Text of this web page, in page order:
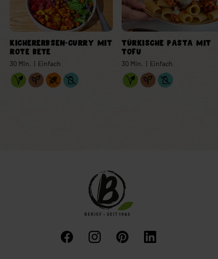
KICHERERBSEN-CURRY MIT
ROTE BETE
30 Min. | Einfach
TÜRKISCHE PASTA MIT
TOFU
30 Min. | Einfach